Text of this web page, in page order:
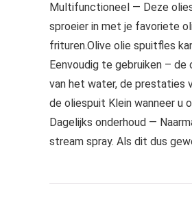
Multifunctioneel — Deze
sproeier in met je favoriete
frituren.Olive olie spuitfles
Eenvoudig te gebruiken –
van het water, de prestaties
de oliespuit Klein wanneer u
Dagelijks onderhoud —
stream spray. Als dit dus